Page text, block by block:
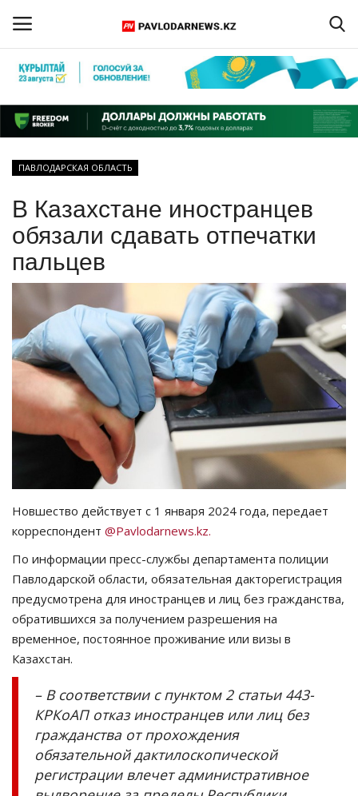
Регистрация
Главная
ПАВЛОДАРСКАЯ ОБЛАСТЬ
КАЗАХСТАН
МИР
СПЕЦПРОЕКТЫ
СПОРТ
Чек-лист
РАЗВЛЕЧЕНИЯ
OFFICIAL
Қазақша Русский
ПАВЛОДАРСКАЯ ОБЛАСТЬ
В Казахстане иностранцев
обязали сдавать отпечатки
пальцев
Новшество действует с 1 января 2024 года, передает
корреспондент @Pavlodarnews.kz.
По информации пресс-службы департамента полиции
Павлодарской области, обязательная дакторегистрация
предусмотрена для иностранцев и лиц без гражданства,
обратившихся за получением разрешения на
временное, постоянное проживание или визы в
Казахстан.
– В соответствии с пунктом 2 статьи 443-
КРКоАП отказ иностранцев или лиц без
гражданства от прохождения
обязательной дактилоскопической
регистрации влечет административное